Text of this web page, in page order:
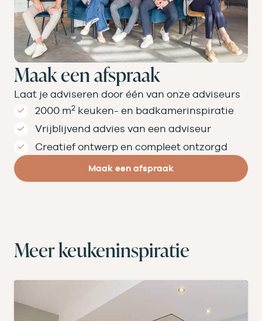
Maak een afspraak
Laat je adviseren door één van onze adviseurs
2000 m2 keuken- en badkamer­inspiratie
Vrijblijvend advies van een adviseur
Creatief ontwerp en compleet ontzorgd
Maak een afspraak
Meer keukeninspiratie